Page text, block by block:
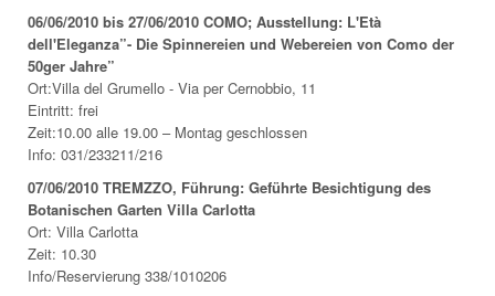
06/06/2010 bis 27/06/2010 COMO; Ausstellung: L'Età
dell'Eleganza”- Die Spinnereien und Webereien von Como der
50ger Jahre”
Ort:Villa del Grumello - Via per Cernobbio, 11
Eintritt: frei
Zeit:10.00 alle 19.00 – Montag geschlossen
Info: 031/233211/216
07/06/2010 TREMZZO, Führung: Geführte Besichtigung des
Botanischen Garten Villa Carlotta
Ort: Villa Carlotta
Zeit: 10.30
Info/Reservierung 338/1010206